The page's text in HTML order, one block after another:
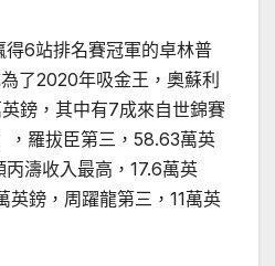
6站排名賽冠軍的卓林普
了2020年吸金王，奧蘇利
鎊，其中有7成來自世錦賽
，羅拔臣第三，58.63萬英
濤收入最高，17.6萬英
英鎊，周躍龍第三，11萬英